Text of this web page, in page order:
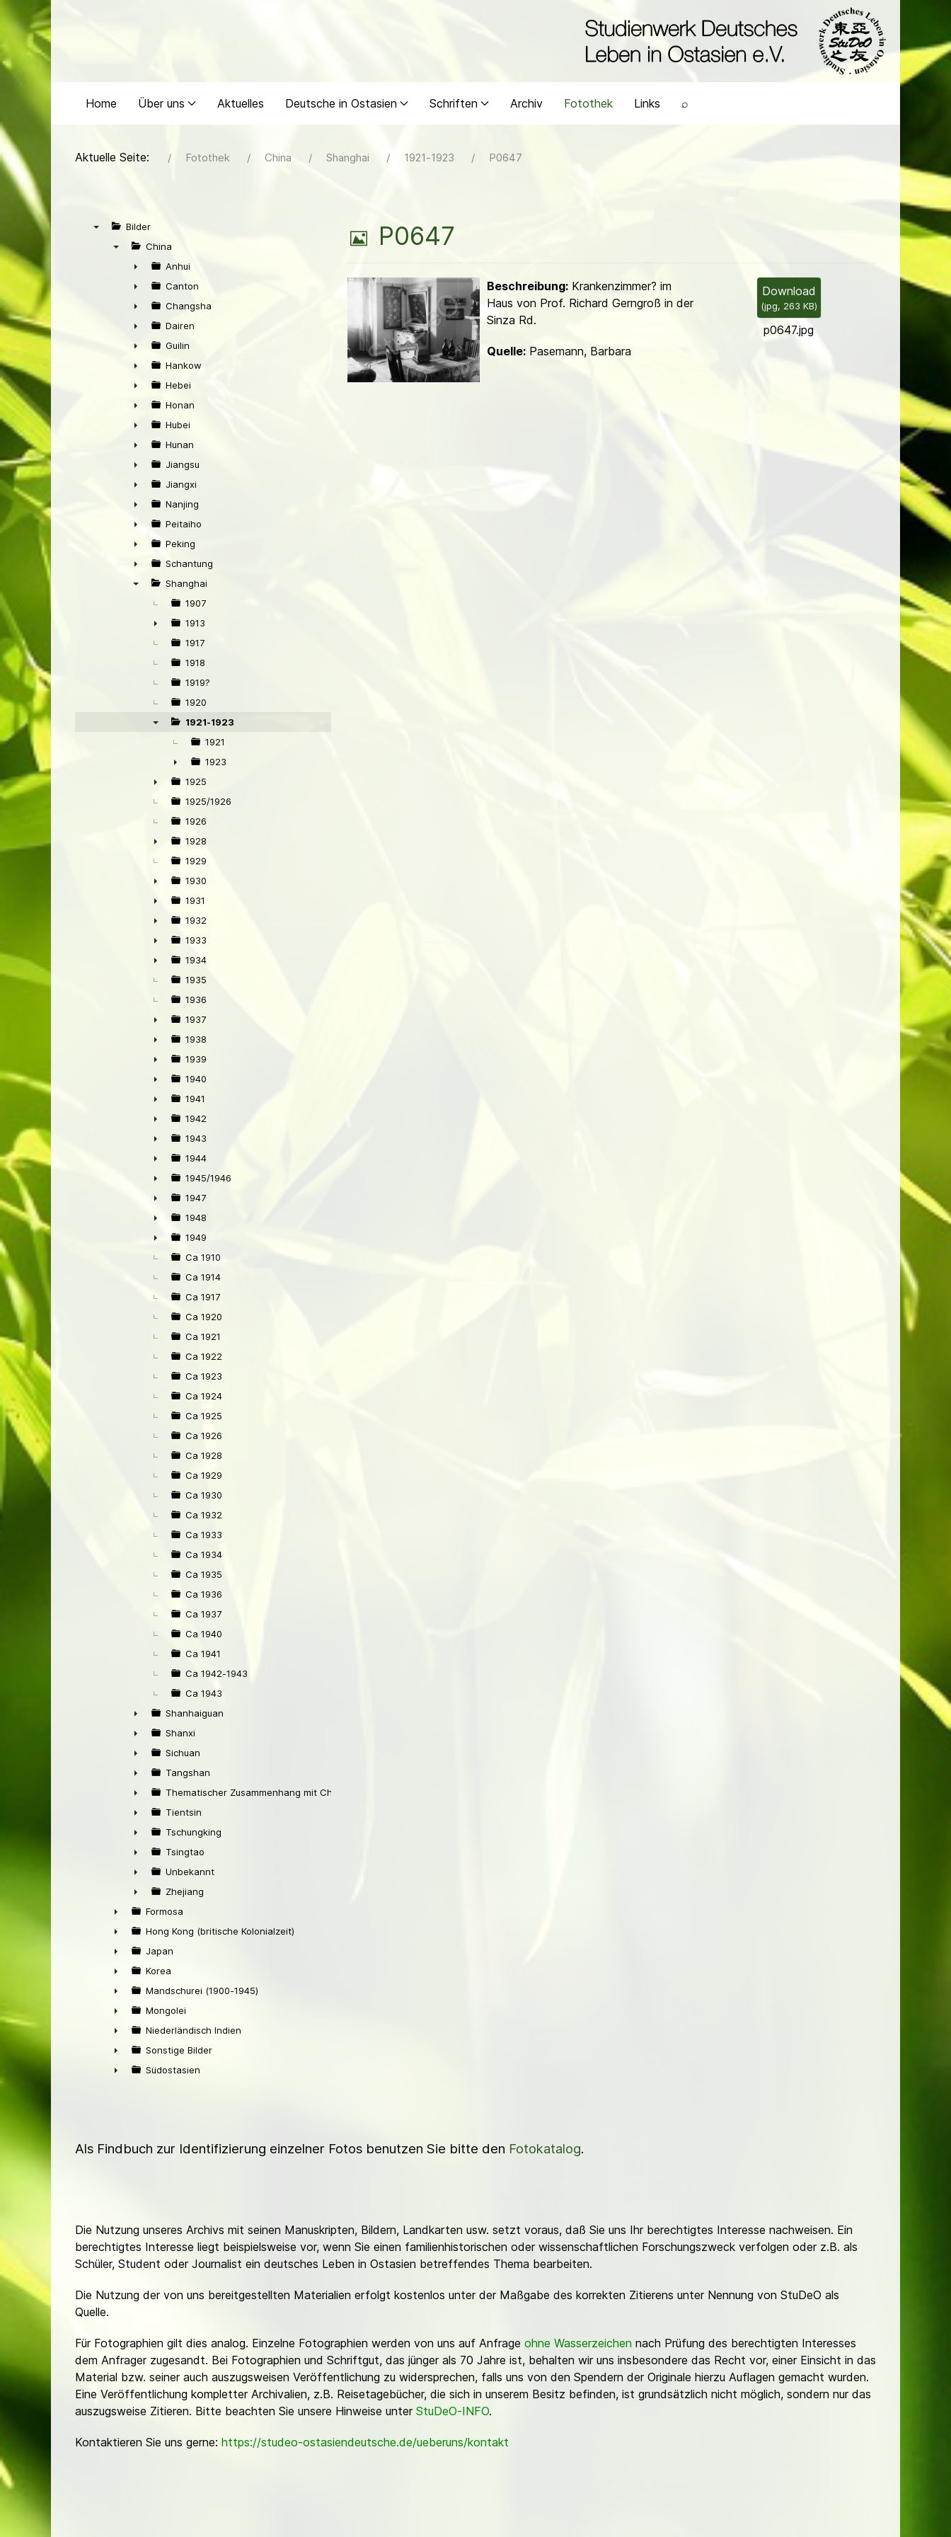
Home Über uns Aktuelles Deutsche in Ostasien Schriften Archiv Fotothek Links ⌕
Aktuelle Seite: Fotothek China Shanghai 1921-1923 P0647
Bilder
China
►
Anhui
►
Canton
►
Changsha
►
Dairen
►
Guilin
►
Hankow
►
Hebei
►
Honan
►
Hubei
►
Hunan
►
Jiangsu
►
Jiangxi
►
Nanjing
►
Peitaiho
►
Peking
►
Schantung
Shanghai
1907
►
1913
1917
1918
1919?
1920
1921-1923
1921
►
1923
►
1925
1925/1926
1926
►
1928
1929
►
1930
►
1931
►
1932
►
1933
►
1934
1935
1936
►
1937
►
1938
►
1939
►
1940
►
1941
►
1942
►
1943
►
1944
►
1945/1946
►
1947
►
1948
►
1949
Ca 1910
Ca 1914
Ca 1917
Ca 1920
Ca 1921
Ca 1922
Ca 1923
Ca 1924
Ca 1925
Ca 1926
Ca 1928
Ca 1929
Ca 1930
Ca 1932
Ca 1933
Ca 1934
Ca 1935
Ca 1936
Ca 1937
Ca 1940
Ca 1941
Ca 1942-1943
Ca 1943
►
Shanhaiguan
►
Shanxi
►
Sichuan
►
Tangshan
►
Thematischer Zusammenhang mit China
►
Tientsin
►
Tschungking
►
Tsingtao
►
Unbekannt
►
Zhejiang
►
Formosa
►
Hong Kong (britische Kolonialzeit)
►
Japan
►
Korea
►
Mandschurei (1900-1945)
►
Mongolei
►
Niederländisch Indien
►
Sonstige Bilder
Südostasien
B
l
d
P0647
Download
(jpg, 263 KB)
p0647.jpg
Beschreibung:Krankenzimmer? im
Haus von Prof. Richard Gerngroß in der
Sinza Rd.
Quelle:Pasemann, Barbara
Als Findbuch zur Identifizierung einzelner Fotos benutzen Sie bitte den Fotokatalog.
Die Nutzung unseres Archivs mit seinen Manuskripten, Bildern, Landkarten usw. setzt voraus, daß Sie uns Ihr berechtigtes Interesse nachweisen. Ein
berechtigtes Interesse liegt beispielsweise vor, wenn Sie einen familienhistorischen oder wissenschaftlichen Forschungszweck verfolgen oder z.B. als
Schüler, Student oder Journalist ein deutsches Leben in Ostasien betreffendes Thema bearbeiten.
Die Nutzung der von uns bereitgestellten Materialien erfolgt kostenlos unter der Maßgabe des korrekten Zitierens unter Nennung von StuDeO als
Quelle.
Für Fotographien gilt dies analog. Einzelne Fotographien werden von uns auf Anfrage ohne Wasserzeichen nach Prüfung des berechtigten Interesses
dem Anfrager zugesandt. Bei Fotographien und Schriftgut, das jünger als 70 Jahre ist, behalten wir uns insbesondere das Recht vor, einer Einsicht in das
Material bzw. seiner auch auszugsweisen Veröffentlichung zu widersprechen, falls uns von den Spendern der Originale hierzu Auflagen gemacht wurden.
Eine Veröffentlichung kompletter Archivalien, z.B. Reisetagebücher, die sich in unserem Besitz befinden, ist grundsätzlich nicht möglich, sondern nur das
auszugsweise Zitieren. Bitte beachten Sie unsere Hinweise unter StuDeO-INFO.
Kontaktieren Sie uns gerne: https://studeo-ostasiendeutsche.de/ueberuns/kontakt